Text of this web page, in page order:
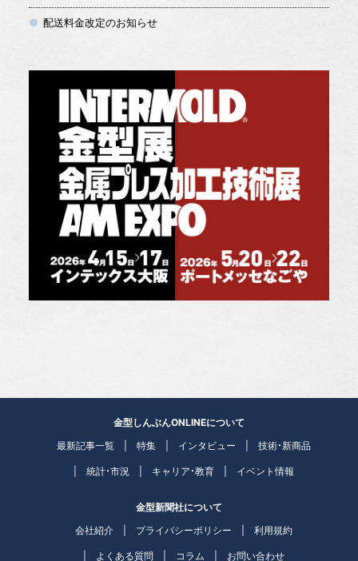
配送料金改定のお知らせ
金型しんぶんONLINEについて
最新記事一覧
特集 インタビュー 技術・新商品
統計・市況 キャリア・教育 イベント情報
金型新聞社について
会社紹介
プライバシーポリシー 利用規約
よくある質問 コラム お問い合わせ